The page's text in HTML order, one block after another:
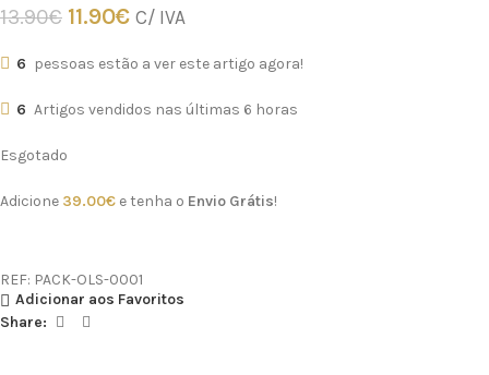
13.90€ 11.90€ C/ IVA
6 pessoas estão a ver este artigo agora!
6 Artigos vendidos nas últimas 6 horas
Esgotado
Adicione 39.00€ e tenha o Envio Grátis!
REF: PACK-OLS-0001
Adicionar aos Favoritos
Share: